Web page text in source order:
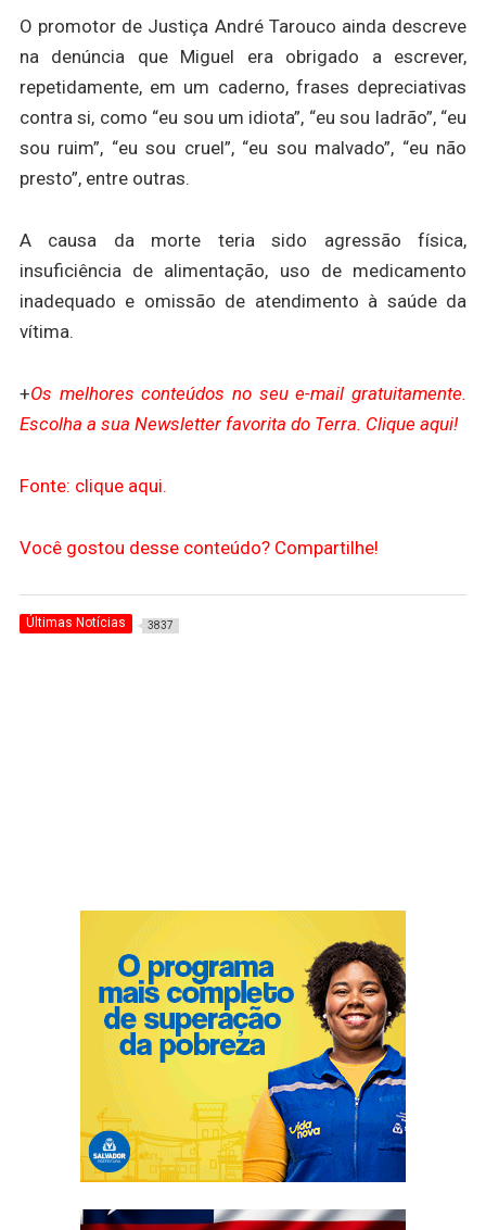
O promotor de Justiça André Tarouco ainda descreve
na denúncia que Miguel era obrigado a escrever,
repetidamente, em um caderno, frases depreciativas
contra si, como “eu sou um idiota”, “eu sou ladrão”, “eu
sou ruim”, “eu sou cruel”, “eu sou malvado”, “eu não
presto”, entre outras.
A causa da morte teria sido agressão física,
insuficiência de alimentação, uso de medicamento
inadequado e omissão de atendimento à saúde da
vítima.
+Os melhores conteúdos no seu e-mail gratuitamente.
Escolha a sua Newsletter favorita do Terra. Clique aqui!
Fonte: clique aqui.
Você gostou desse conteúdo? Compartilhe!
Últimas Notícias 3837